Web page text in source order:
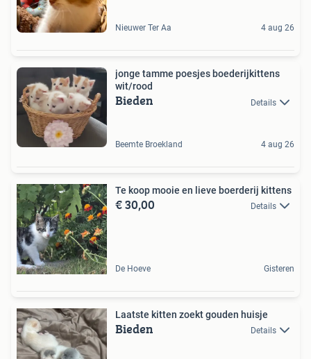
Nieuwer Ter Aa 4 aug 26
jonge tamme poesjes boederijkittens
wit/rood
Bieden Details
Beemte Broekland 4 aug 26
Te koop mooie en lieve boerderij kittens
€ 30,00 Details
De Hoeve Gisteren
Laatste kitten zoekt gouden huisje
Bieden Details